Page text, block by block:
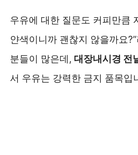
우유에 대한 질문도 커피만큼
얀색이니까 괜찮지 않을까요
분들이 많은데, 대장내시경 전
서 우유는 강력한 금지 품목입